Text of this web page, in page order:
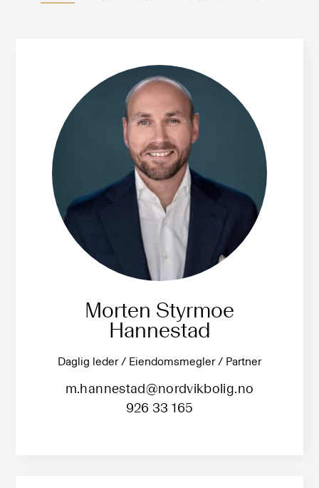
Morten Styrmoe
Hannestad
Daglig leder / Eiendomsmegler / Partner
m.hannestad@nordvikbolig.no
926 33 165